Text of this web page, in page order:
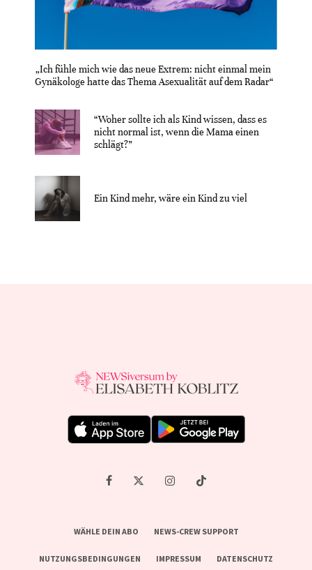
„Ich fühle mich wie das neue Extrem: nicht einmal mein
Gynäkologe hatte das Thema Asexualität auf dem Radar“
“Woher sollte ich als Kind wissen, dass es
nicht normal ist, wenn die Mama einen
schlägt?”
Ein Kind mehr, wäre ein Kind zu viel
WÄHLE DEIN ABO NEWS-CREW SUPPORT
NUTZUNGSBEDINGUNGEN IMPRESSUM DATENSCHUTZ